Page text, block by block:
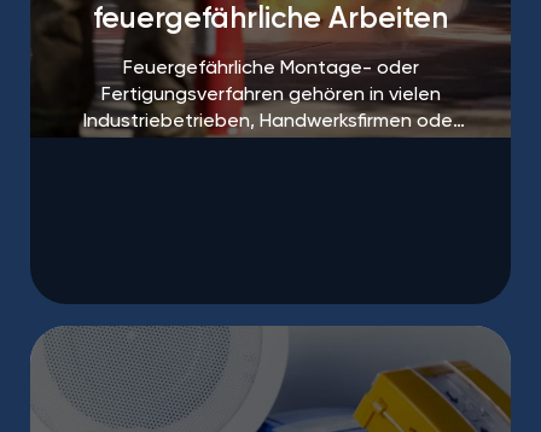
feuergefährliche Arbeiten
Feuergefährliche Montage- oder
Fertigungsverfahren gehören in vielen
Industriebetrieben, Handwerksfirmen oder